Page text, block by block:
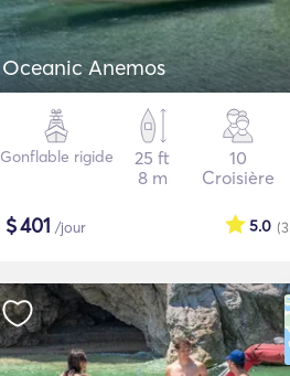
Oceanic Anemos
Gonflable rigide
25 ft
8 m
10
Croisière
$401 /jour (3
5.0